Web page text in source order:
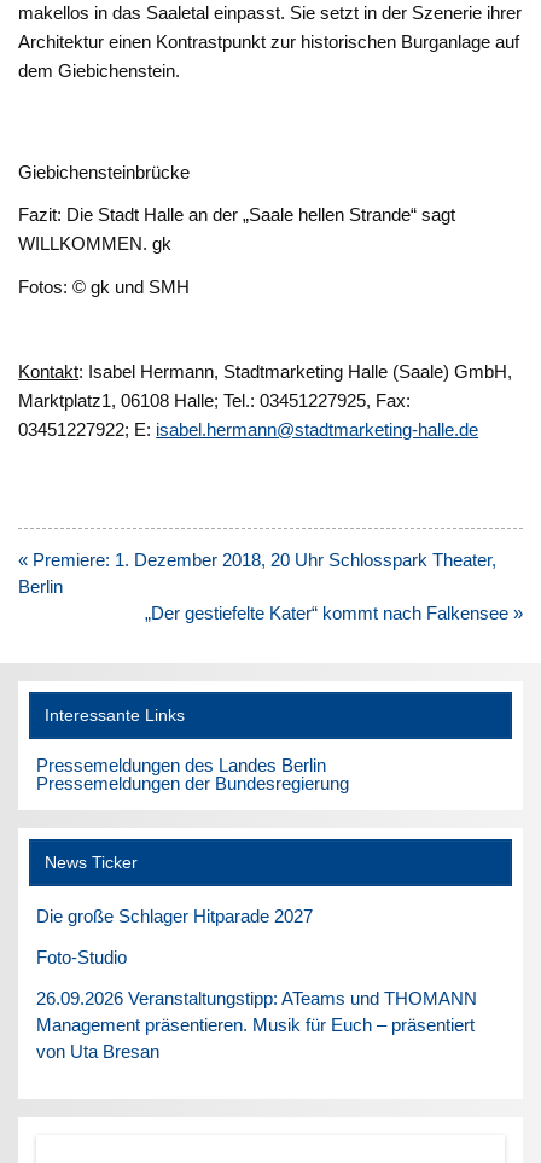
makellos in das Saaletal einpasst. Sie setzt in der Szenerie ihrer
Architektur einen Kontrastpunkt zur historischen Burganlage auf
dem Giebichenstein.
Giebichensteinbrücke
Fazit: Die Stadt Halle an der „Saale hellen Strande“ sagt
WILLKOMMEN. gk
Fotos: © gk und SMH
Kontakt: Isabel Hermann, Stadtmarketing Halle (Saale) GmbH,
Marktplatz1, 06108 Halle; Tel.: 03451227925, Fax:
03451227922; E: isabel.hermann@stadtmarketing-halle.de
Beitragsnavigation
« Premiere: 1. Dezember 2018, 20 Uhr Schlosspark Theater,
Berlin
„Der gestiefelte Kater“ kommt nach Falkensee »
Interessante Links
Pressemeldungen des Landes Berlin
Pressemeldungen der Bundesregierung
News Ticker
Die große Schlager Hitparade 2027
Foto-Studio
26.09.2026 Veranstaltungstipp: ATeams und THOMANN
Management präsentieren. Musik für Euch – präsentiert
von Uta Bresan